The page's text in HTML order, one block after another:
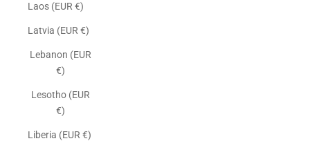
Laos (EUR €)
Latvia (EUR €)
Lebanon (EUR
€)
Lesotho (EUR
€)
Liberia (EUR €)